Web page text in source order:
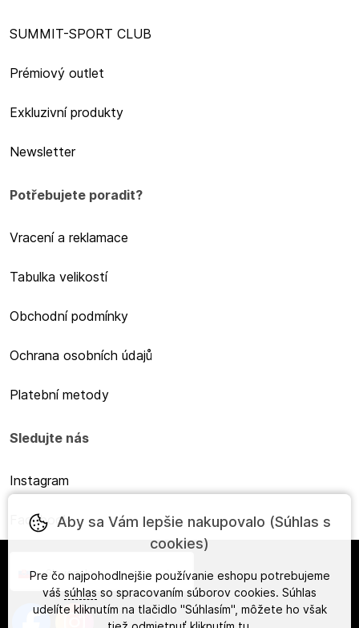
SUMMIT-SPORT CLUB
Prémiový outlet
Exkluzivní produkty
Newsletter
Potřebujete poradit?
Vracení a reklamace
Tabulka velikostí
Obchodní podmínky
Ochrana osobních údajů
Platební metody
Sledujte nás
Instagram
Facebook
Slovensky
Aby sa Vám lepšie nakupovalo (Súhlas s
cookies)
Pre čo najpohodlnejšie používanie eshopu potrebujeme
váš súhlas so spracovaním súborov cookies. Súhlas
udelíte kliknutím na tlačidlo "Súhlasím", môžete ho však